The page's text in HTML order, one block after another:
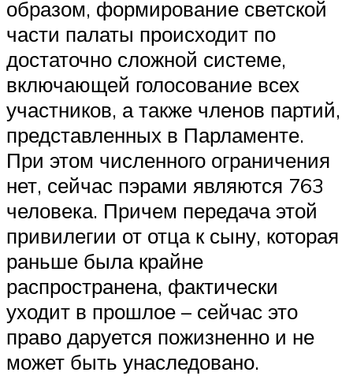
образом, формирование светской
части палаты происходит по
достаточно сложной системе,
включающей голосование всех
участников, а также членов партий,
представленных в Парламенте.
При этом численного ограничения
нет, сейчас пэрами являются 763
человека. Причем передача этой
привилегии от отца к сыну, которая
раньше была крайне
распространена, фактически
уходит в прошлое – сейчас это
право даруется пожизненно и не
может быть унаследовано.